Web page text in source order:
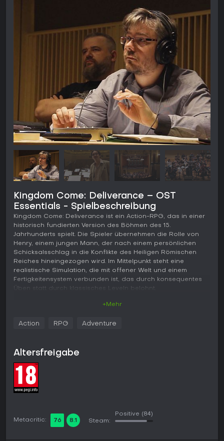
Kingdom Come: Deliverance – OST
Essentials - Spielbeschreibung
Kingdom Come: Deliverance ist ein Action-RPG, das in einer
historisch fundierten Version des Böhmen des 15.
Jahrhunderts spielt. Die Spieler übernehmen die Rolle von
Henry, einem jungen Mann, der nach einem persönlichen
Schicksalsschlag in die Konflikte des Heiligen Römischen
Reiches hineingezogen wird. Im Mittelpunkt steht eine
realistische Simulation, die mit offener Welt und einem
Fertigkeitensystem verbunden ist, das durch konsequentes
Üben statt durch klassisches Leveln belohnt.
Bedürfnissen und die Weiterentwicklung seiner Fähigkeiten.
Schlösser knacken, Alchemie und Reiten durch wiederholte
Anwendung verbessert werden. Der Kampf setzt auf Timing
und Positionierung: Richtungsabhängige Paraden und
Angriffe erfordern Aufmerksamkeit für die Bewegungen des
Gegners. Dialogentscheidungen formen den Ruf, der
lassen sich auf unterschiedliche Weise lösen - je nach
entwickelten Fertigkeiten etwa über Heimlichkeit, Überredung
+Mehr
Action RPG Adventure
Altersfreigabe
Metacritic: 76 8.1 Steam:
Positive (84)